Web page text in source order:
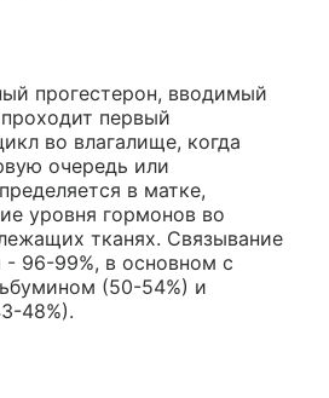
прогестерон, вводимый
первый
во влагалище, когда
очередь или
в матке,
уровня гормонов во
тканях. Связывание
96-99%, в основном с
(50-54%) и
48%).